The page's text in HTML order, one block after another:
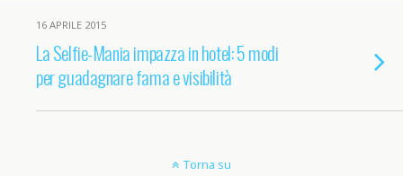
16 APRILE 2015
La Selfie-Mania impazza in hotel: 5 modi
per guadagnare fama e visibilità
Torna su